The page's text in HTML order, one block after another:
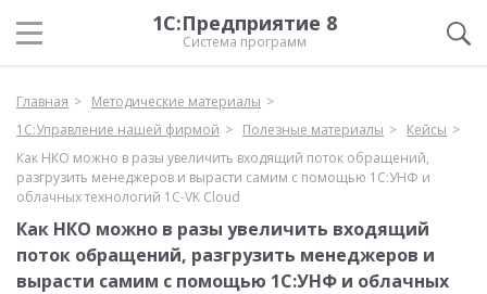
1С:Предприятие 8
Система программ
Главная
Методические материалы
1С:Управление нашей фирмой
Полезные материалы
Кейсы
Как НКО можно в разы увеличить входящий поток обращений,
разгрузить менеджеров и вырасти самим с помощью 1С:УНФ и
облачных технологий 1С-VK Cloud
Как НКО можно в разы увеличить входящий
поток обращений, разгрузить менеджеров и
вырасти самим с помощью 1С:УНФ и облачных